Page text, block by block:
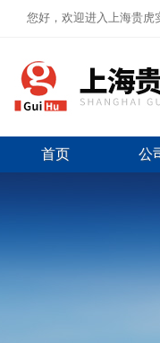
您好，欢迎进入上海贵虎
首页 公